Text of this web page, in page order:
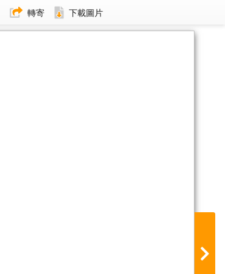
轉寄 下載圖片